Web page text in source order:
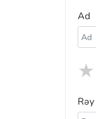
Ad
★
Rəy